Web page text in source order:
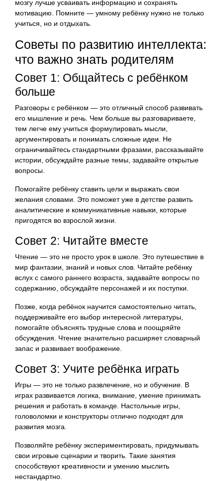
мозгу лучше усваивать информацию и сохранять
мотивацию. Помните — умному ребёнку нужно не только
учиться, но и отдыхать.
Советы по развитию интеллекта:
что важно знать родителям
Совет 1: Общайтесь с ребёнком
больше
Разговоры с ребёнком — это отличный способ развивать
его мышление и речь. Чем больше вы разговариваете,
тем легче ему учиться формулировать мысли,
аргументировать и понимать сложные идеи. Не
ограничивайтесь стандартными фразами, рассказывайте
истории, обсуждайте разные темы, задавайте открытые
вопросы.
Помогайте ребёнку ставить цели и выражать свои
желания словами. Это поможет уже в детстве развить
аналитические и коммуникативные навыки, которые
пригодятся во взрослой жизни.
Совет 2: Читайте вместе
Чтение — это не просто урок в школе. Это путешествие в
мир фантазии, знаний и новых слов. Читайте ребёнку
вслух с самого раннего возраста, задавайте вопросы по
содержанию, обсуждайте персонажей и их поступки.
Позже, когда ребёнок научится самостоятельно читать,
поддерживайте его выбор интересной литературы,
помогайте объяснять трудные слова и поощряйте
обсуждения. Чтение значительно расширяет словарный
запас и развивает воображение.
Совет 3: Учите ребёнка играть
Игры — это не только развлечение, но и обучение. В
играх развивается логика, внимание, умение принимать
решения и работать в команде. Настольные игры,
головоломки и конструкторы отлично подходят для
развития мозга.
Позволяйте ребёнку экспериментировать, придумывать
свои игровые сценарии и творить. Такие занятия
способствуют креативности и умению мыслить
нестандартно.